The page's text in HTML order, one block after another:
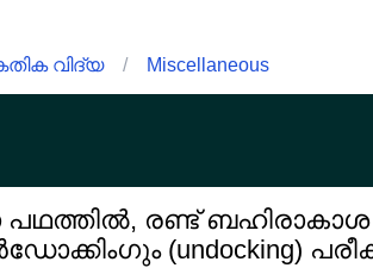
വിദ്യ / Miscellaneous
പഥത്തിൽ, രണ്ട്
(undocking)